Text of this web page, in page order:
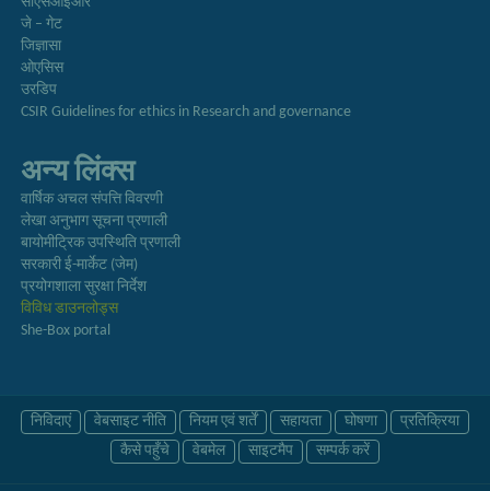
जे – गेट
जिज्ञासा
ओएसिस
उरडिप
CSIR Guidelines for ethics in Research and governance
अन्य लिंक्स
वार्षिक अचल संपत्ति विवरणी
लेखा अनुभाग सूचना प्रणाली
बायोमीट्रिक उपस्थिति प्रणाली
सरकारी ई-मार्केट (जेम)
प्रयोगशाला सुरक्षा निर्देश
विविध डाउनलोड्स
She-Box portal
निविदाएं वेबसाइट नीति नियम एवं शर्तें सहायता घोषणा
प्रतिक्रिया
कैसे पहुँचे
वेबमेल साइटमैप सम्पर्क करें